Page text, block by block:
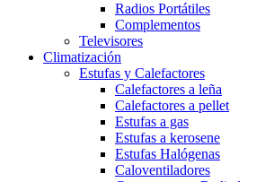
Radios Portátiles
Complementos
Televisores
Climatización
Estufas y Calefactores
Calefactores a leña
Calefactores a pellet
Estufas a gas
Estufas a kerosene
Estufas Halógenas
Caloventiladores